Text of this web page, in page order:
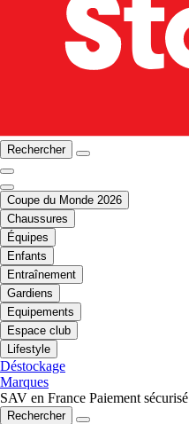
Rechercher
Coupe du Monde 2026
Chaussures
Équipes
Enfants
Entraînement
Gardiens
Equipements
Espace club
Lifestyle
Déstockage
Marques
SAV en France Paiement sécurisé
Rechercher